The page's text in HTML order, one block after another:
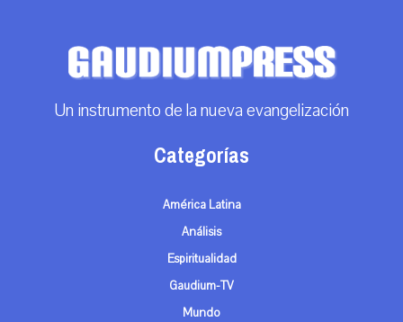
Un instrumento de la nueva evangelización
Categorías
América Latina
Análisis
Espiritualidad
Gaudium-TV
Mundo